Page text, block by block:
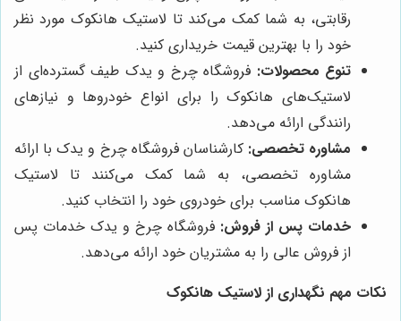
رقابتی، به شما کمک می‌کند تا لاستیک هانکوک مورد نظر
خود را با بهترین قیمت خریداری کنید.
تنوع محصولات: فروشگاه چرخ و یدک طیف گسترده‌ای از
لاستیک‌های هانکوک را برای انواع خودروها و نیازهای
رانندگی ارائه می‌دهد.
مشاوره تخصصی: کارشناسان فروشگاه چرخ و یدک با ارائه
مشاوره تخصصی، به شما کمک می‌کنند تا لاستیک
هانکوک مناسب برای خودروی خود را انتخاب کنید.
خدمات پس از فروش: فروشگاه چرخ و یدک خدمات پس
از فروش عالی را به مشتریان خود ارائه می‌دهد.
نکات مهم نگهداری از لاستیک هانکوک